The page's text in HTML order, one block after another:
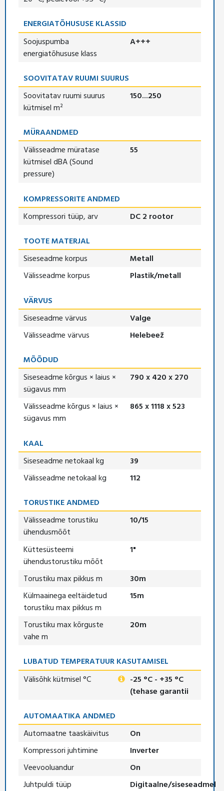
ENERGIATÕHUSUSE KLASSID
Soojuspumba
energiatõhususe klass
A+++
SOOVITATAV RUUMI SUURUS
Soovitatav ruumi suurus
kütmisel m²
150...250
MÜRAANDMED
Välisseadme müratase
kütmisel dBA (Sound
pressure)
55
KOMPRESSORITE ANDMED
Kompressori tüüp, arv
DC 2 rootor
TOOTE MATERJAL
Siseseadme korpus
Metall
Välisseadme korpus
Plastik/metall
VÄRVUS
Siseseadme värvus
Valge
Välisseadme värvus
Helebeež
MÕÕDUD
Siseseadme kõrgus × laius ×
sügavus mm
790 x 420 x 270
Välisseadme kõrgus × laius ×
sügavus mm
865 x 1118 x 523
KAAL
Siseseadme netokaal kg
39
Välisseadme netokaal kg
112
TORUSTIKE ANDMED
Välisseadme torustiku
ühendusmõõt
10/15
Küttesüsteemi
ühendustorustiku mõõt
1"
Torustiku max pikkus m
30m
Külmaainega eeltäidetud
torustiku max pikkus m
15m
Torustiku max kõrguste
vahe m
20m
LUBATUD TEMPERATUUR KASUTAMISEL
Välisõhk kütmisel °C
-25 °C - +35 °C
(tehase garantii
AUTOMAATIKA ANDMED
Automaatne taaskäivitus
On
Kompressori juhtimine
Inverter
Veevooluandur
On
Juhtpuldi tüüp
Digitaalne/siseseadmel